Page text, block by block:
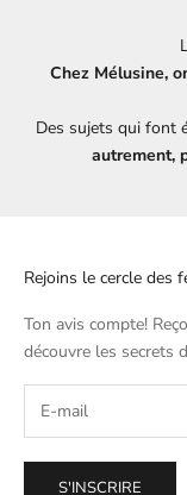
Chez Mélusine,
Des sujets qui font
autrement,
Rejoins le cercle des
Ton avis compte!
découvre les secrets
S'INSCRIRE